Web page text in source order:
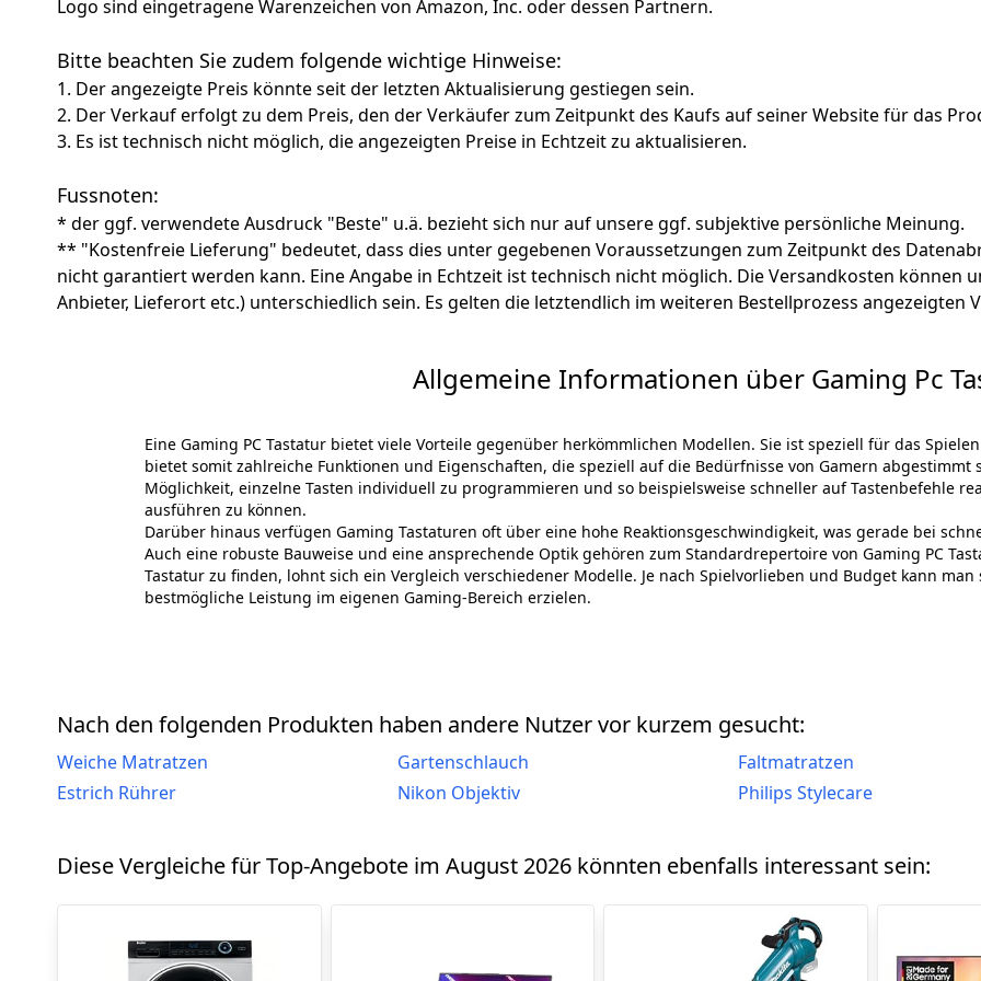
Logo sind eingetragene Warenzeichen von Amazon, Inc. oder dessen Partnern.
Bitte beachten Sie zudem folgende wichtige Hinweise:
1. Der angezeigte Preis könnte seit der letzten Aktualisierung gestiegen sein.
2. Der Verkauf erfolgt zu dem Preis, den der Verkäufer zum Zeitpunkt des Kaufs auf seiner Website für das
3. Es ist technisch nicht möglich, die angezeigten Preise in Echtzeit zu aktualisieren.
Fussnoten:
* der ggf. verwendete Ausdruck "Beste" u.ä. bezieht sich nur auf unsere ggf. subjektive persönliche Meinung.
** "Kostenfreie Lieferung" bedeutet, dass dies unter gegebenen Voraussetzungen zum Zeitpunkt des
nicht garantiert werden kann. Eine Angabe in Echtzeit ist technisch nicht möglich. Die Versandkosten können
Anbieter, Lieferort etc.) unterschiedlich sein. Es gelten die letztendlich im weiteren Bestellprozess angezeigten
Allgemeine Informationen über Gaming Pc
Eine Gaming PC Tastatur bietet viele Vorteile gegenüber herkömmlichen Modellen. Sie ist speziell für das
bietet somit zahlreiche Funktionen und Eigenschaften, die speziell auf die Bedürfnisse von Gamern
Möglichkeit, einzelne Tasten individuell zu programmieren und so beispielsweise schneller auf Tastenbefehle
ausführen zu können.
Darüber hinaus verfügen Gaming Tastaturen oft über eine hohe Reaktionsgeschwindigkeit, was gerade bei
Auch eine robuste Bauweise und eine ansprechende Optik gehören zum Standardrepertoire von Gaming PC
Tastatur zu finden, lohnt sich ein Vergleich verschiedener Modelle. Je nach Spielvorlieben und Budget kann
bestmögliche Leistung im eigenen Gaming-Bereich erzielen.
Nach den folgenden Produkten haben andere Nutzer vor kurzem gesucht:
Weiche Matratzen Gartenschlauch Faltmatratzen
Estrich Rührer
Nikon Objektiv Philips Stylecare
Diese Vergleiche für Top-Angebote im August 2026 könnten ebenfalls interessant sein: